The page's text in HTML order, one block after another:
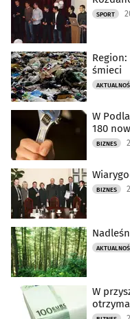
SPORT
śmieci
W
180
BIZNES
BIZNES
W